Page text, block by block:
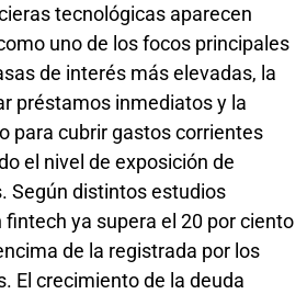
tecnológicas aparecen
uno de los focos principales
de interés más elevadas, la
préstamos inmediatos y la
para cubrir gastos corrientes
el nivel de exposición de
Según distintos estudios
fintech ya supera el 20 por ciento
de la registrada por los
El crecimiento de la deuda